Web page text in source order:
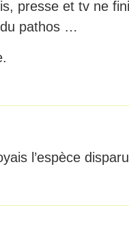
presse et tv ne
pathos …
l’espèce